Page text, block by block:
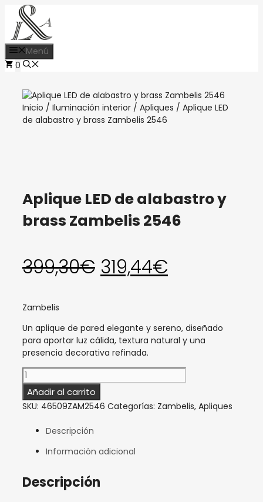
Saltar
contenido
Menú
0
Inicio / Iluminación interior / Apliques / Aplique LED
de alabastro y brass Zambelis 2546
Aplique LED de alabastro y
brass Zambelis 2546
399,30€ El
original
era:
399,30€.
319,44€
actual
es:
319,44€.
Zambelis
Un aplique de pared elegante y sereno, diseñado
para aportar luz cálida, textura natural y una
presencia decorativa refinada.
Aplique
LED
de
alabastro
brass
Zambelis
Añadir al carrito
SKU: 46509ZAM2546 Categorías: Zambelis, Apliques
Descripción
Información adicional
Descripción